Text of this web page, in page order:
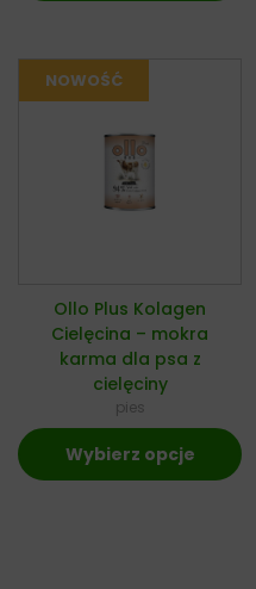
Ollo Plus Kolagen
Cielęcina – mokra
karma dla psa z
cielęciny
pies
Wybierz opcje